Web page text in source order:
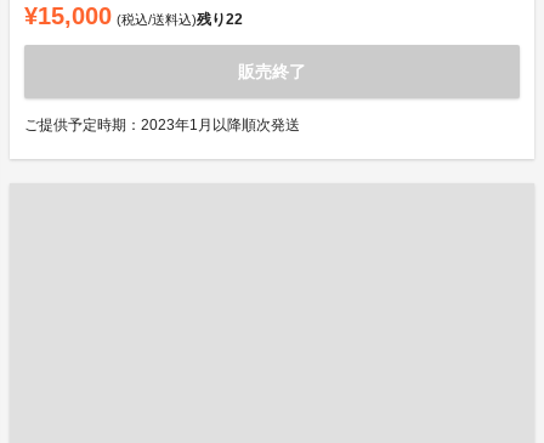
¥15,000 (税込/送料込)残り22
販売終了
ご提供予定時期：2023年1月以降順次発送